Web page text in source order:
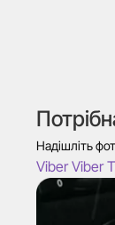
Надішліть
Viber Viber